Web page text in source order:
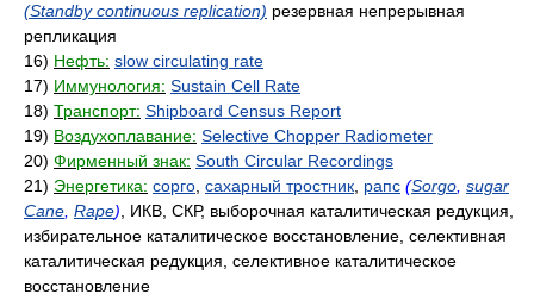
(Standby continuous replication) резервная непрерывная
репликация
16) Нефть: slow circulating rate
17) Иммунология: Sustain Cell Rate
18) Транспорт: Shipboard Census Report
19) Воздухоплавание: Selective Chopper Radiometer
20) Фирменный знак: South Circular Recordings
21) Энергетика: сорго сахарный тростник рапс (Sorgo sugar
Cane Rape) , ИКВ, СКР, выборочная каталитическая редукция,
избирательное каталитическое восстановление, селективная
каталитическая редукция, селективное каталитическое
восстановление